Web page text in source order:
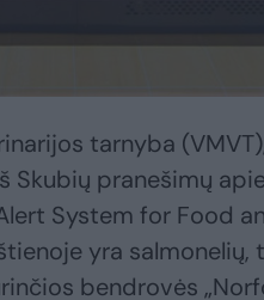
tarnyba
Skubių pranešimų
System for Food
yra salmonelių,
bendrovės